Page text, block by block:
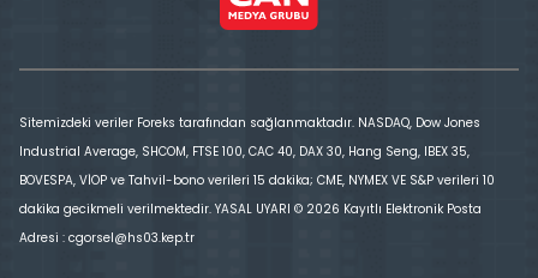
Sitemizdeki veriler Foreks tarafından sağlanmaktadır. NASDAQ, Dow Jones
Industrial Average, SHCOM, FTSE 100, CAC 40, DAX 30, Hang Seng, IBEX 35,
BOVESPA, VİOP ve Tahvil-bono verileri 15 dakika; CME, NYMEX VE S&P verileri 10
dakika gecikmeli verilmektedir. YASAL UYARI © 2026 Kayıtlı Elektronik Posta
Adresi : cgorsel@hs03.kep.tr